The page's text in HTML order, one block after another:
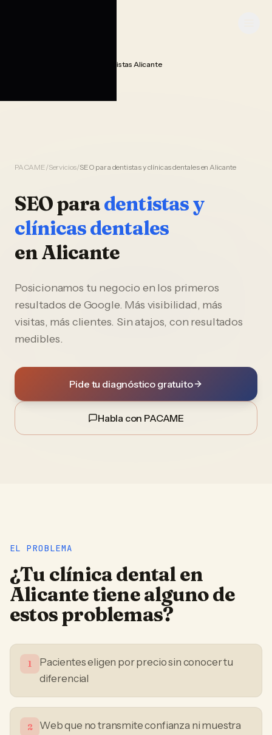
Seo Posicionamiento Dentistas Alicante
PACAME/Servicios/SEO para dentistas y clínicas dentales en Alicante
SEOparadentistas y
clínicas dentales
enAlicante
Posicionamos tu negocio en los primeros
resultados de Google. Más visibilidad, más
visitas, más clientes. Sin atajos, con resultados
medibles.
Pide tu diagnóstico gratuito
Habla con PACAME
EL PROBLEMA
¿Tu clínica dentalen
Alicantetiene alguno de
estos problemas?
1
Pacientes eligen por precio sin conocer tu
diferencial
2
Web que no transmite confianza ni muestra